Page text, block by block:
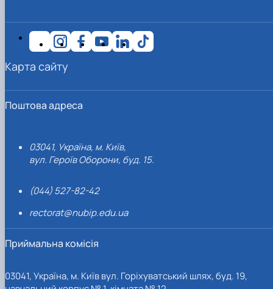
Поштова адреса
03041, Україна, м. Київ,
вул. Героїв Оборони, буд. 15.
(044) 527-82-42
rectorat@nubip.edu.ua
Приймальна комісія
03041, Україна, м. Київ вул. Горіхуватський шлях, буд. 19,
Карта сайту